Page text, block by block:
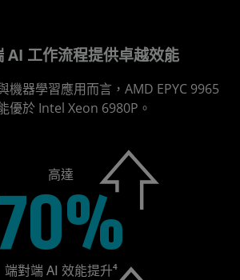
AI 工作流程提供卓越效能
機器學習應用而言，AMD EPYC 9965
優於 Intel Xeon 6980P。
高達
端對端 AI 效能提升⁴